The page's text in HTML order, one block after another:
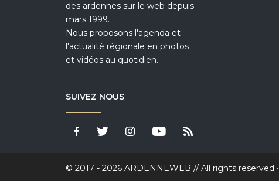
des ardennes sur le web depuis
mars 1999.
Nous proposons l'agenda et
l'actualité régionale en photos
et vidéos au quotidien.
SUIVEZ NOUS
© 2017 - 2026 ARDENNEWEB // All rights reserved •